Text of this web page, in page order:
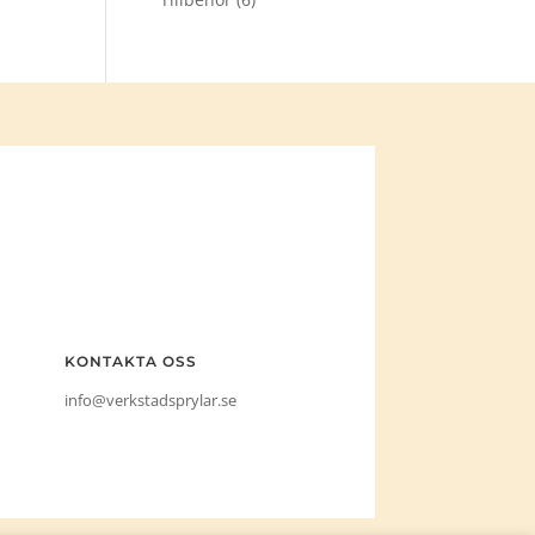
KONTAKTA OSS
info@verkstadsprylar.se